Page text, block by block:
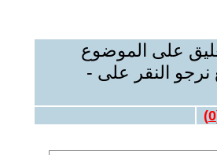
على الموضوع
نرجو النقر على -
0
)